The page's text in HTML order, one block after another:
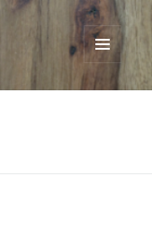
MENÜ
UND